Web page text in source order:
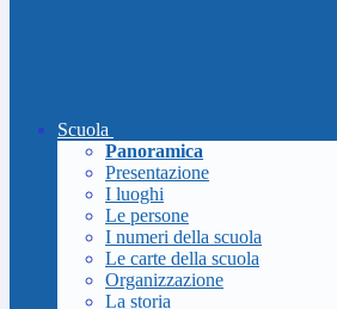
Scuola
Panoramica
Presentazione
I luoghi
Le persone
I numeri della scuola
Le carte della scuola
Organizzazione
La storia